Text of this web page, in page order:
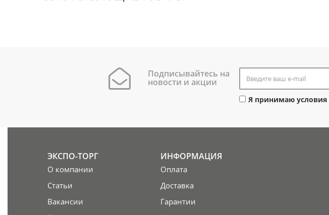
Подписывайтесь на
новости и акции
Я принимаю условия
ЭКСПО-ТОРГ
О компании
Статьи
Вакансии
ИНФОРМАЦИЯ
Оплата
Доставка
Гарантии